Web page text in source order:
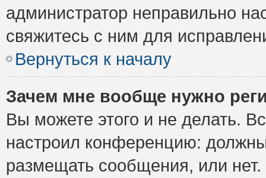
администратор неправильно
свяжитесь с ним для
Вернуться к началу
Зачем мне вообще нужно
Вы можете этого и не делать.
настроил конференцию:
размещать сообщения, или